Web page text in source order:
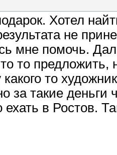
Хотел
не
мне помочь.
то
какого то
за такие
ехать в Ростов.